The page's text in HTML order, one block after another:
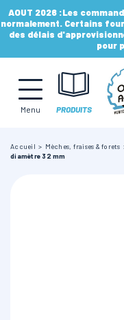
AOUT 2026 :Les
normalement. Certains
des délais
pour
Menu PRODUITS
Accueil Mèches, fraises & forets
diamètre 32 mm